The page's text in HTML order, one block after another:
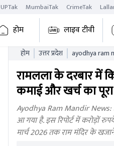
UPTak MumbaiTak CrimeTak
होम लाइव टीवी
होम उत्तर प्रदेश
ayodhya ram
रामलला के दरबार में
कमाई और खर्च का
Ayodhya Ram Mandir News:
आ गया है. इस रिपोर्ट में करोड़ों
मार्च 2026 तक राम मंदिर के